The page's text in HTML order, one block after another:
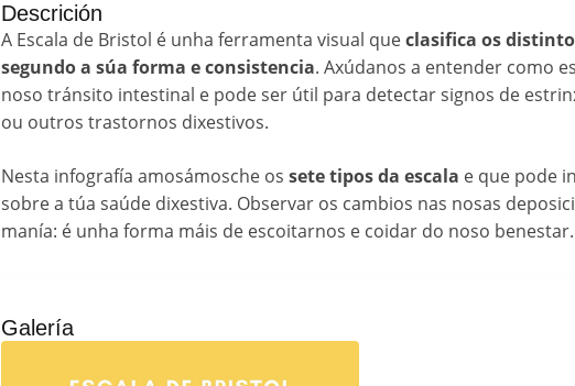
Descrición
A Escala de Bristol é unha ferramenta visual queclasifica os
segundo a súa forma e consistencia. Axúdanos a entender como
noso tránsito intestinal e pode ser útil para detectar signos de
ou outros trastornos dixestivos.
Nesta infografía amosámosche os sete tipos da escala e que pode
sobre a túa saúde dixestiva. Observar os cambios nas nosas
manía: é unha forma máis de escoitarnos e coidar do noso benestar.
Galería